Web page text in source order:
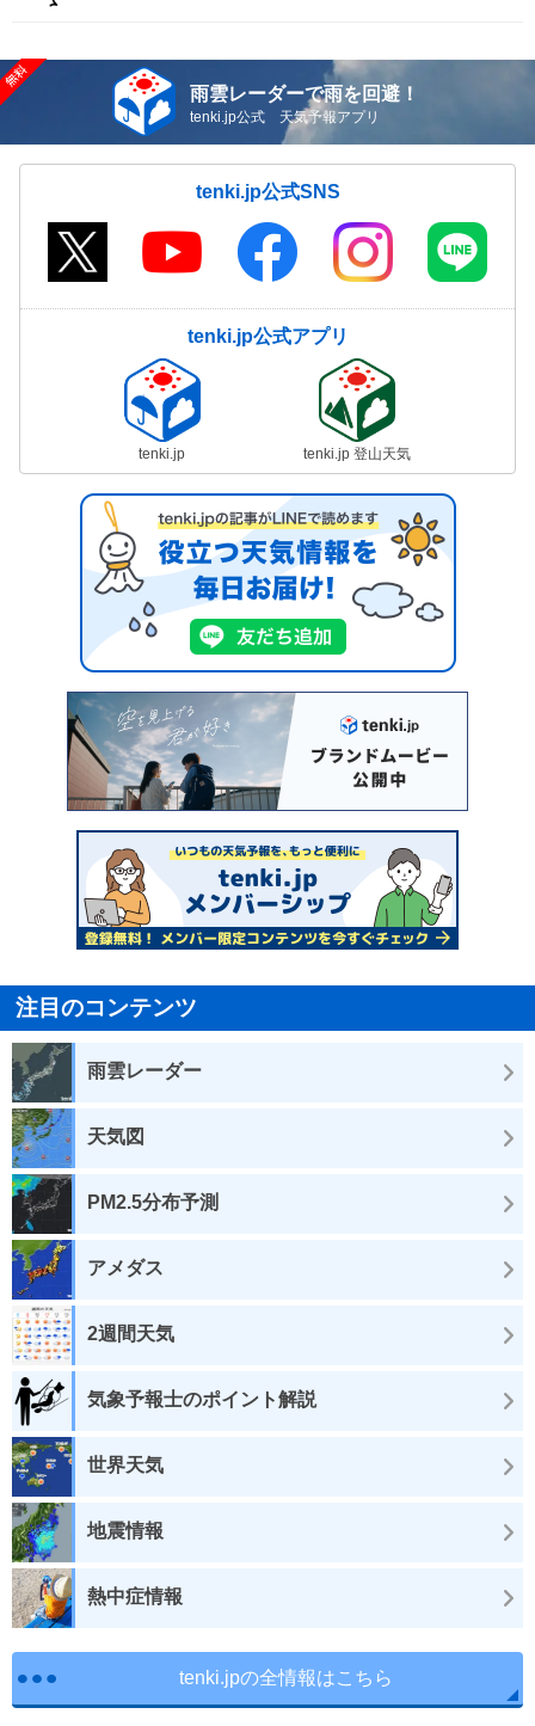
雨雲レーダーで雨を回避！
tenki.jp公式 天気予報アプリ
tenki.jp公式SNS
tenki.jp公式アプリ
tenki.jp tenki.jp 登山天気
注目のコンテンツ
雨雲レーダー
天気図
PM2.5分布予測
アメダス
2週間天気
気象予報士のポイント解説
世界天気
地震情報
熱中症情報
tenki.jpの全情報はこちら